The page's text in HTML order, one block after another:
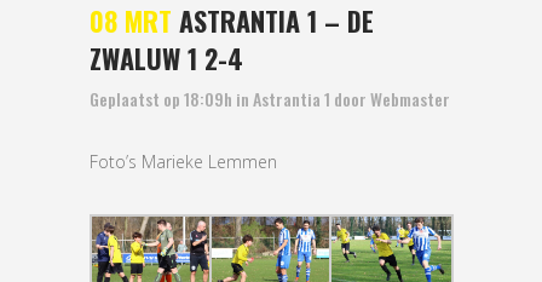
08 MRT ASTRANTIA 1 – DE
ZWALUW 1 2-4
Geplaatst op 18:09h inAstrantia 1 doorWebmaster
Foto’s Marieke Lemmen